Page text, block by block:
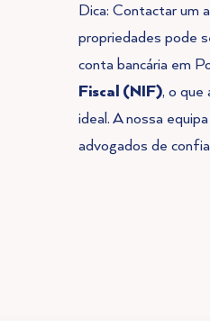
Dica: Contactar um
propriedades pode
conta bancária em
Fiscal (NIF), o que
ideal. A nossa
advogados de